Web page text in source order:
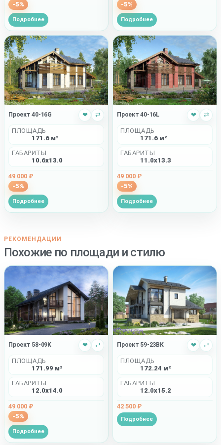
-5%
Подробнее
-5%
Подробнее
Проект 40-16G ❤ ⇄
ПЛОЩАДЬ
171.6 м²
ГАБАРИТЫ
10.6x13.0
49 000 ₽
-5%
Подробнее
Проект 40-16L ❤ ⇄
ПЛОЩАДЬ
171.6 м²
ГАБАРИТЫ
11.0x13.3
49 000 ₽
-5%
Подробнее
РЕКОМЕНДАЦИИ
Похожие по площади и стилю
Проект 58-09K ❤ ⇄
ПЛОЩАДЬ
171.99 м²
ГАБАРИТЫ
12.0x14.0
49 000 ₽
-5%
Подробнее
Проект 59-23BK ❤ ⇄
ПЛОЩАДЬ
172.24 м²
ГАБАРИТЫ
12.0x15.2
42 500 ₽
Подробнее